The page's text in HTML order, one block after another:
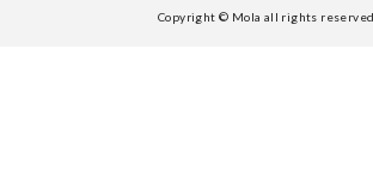
Copyright © Mola all rights reserved.